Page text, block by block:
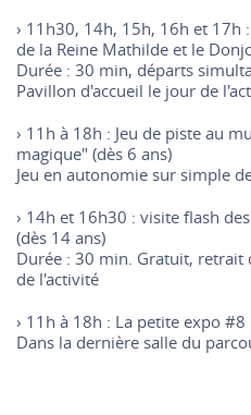
› 11h30, 14h, 15h, 16h et 17h
de la Reine Mathilde et le
Durée : 30 min, départs
Pavillon d'accueil le jour de
› 11h à 18h : Jeu de piste au
magique" (dès 6 ans)
Jeu en autonomie sur simple
› 14h et 16h30 : visite flash
(dès 14 ans)
Durée : 30 min. Gratuit, retrait
de l'activité
› 11h à 18h : La petite expo
Dans la dernière salle du